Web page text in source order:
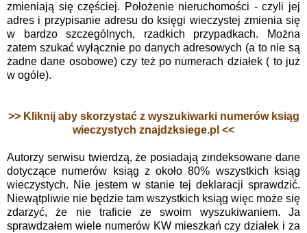
zmieniają się częściej. Położenie nieruchomości - czyli jej
adres i przypisanie adresu do księgi wieczystej zmienia się
w bardzo szczególnych, rzadkich przypadkach. Można
zatem szukać wyłącznie po danych adresowych (a to nie są
żadne dane osobowe) czy też po numerach działek ( to już
w ogóle).
>> Kliknij aby skorzystać z wyszukiwarki numerów ksiąg
wieczystych znajdzksiege.pl <<
Autorzy serwisu twierdzą, że posiadają zindeksowane dane
dotyczące numerów ksiąg z około 80% wszystkich ksiąg
wieczystych. Nie jestem w stanie tej deklaracji sprawdzić.
Niewątpliwie nie będzie tam wszystkich ksiąg więc może się
zdarzyć, że nie traficie ze swoim wyszukiwaniem. Ja
sprawdzałem wiele numerów KW mieszkań czy działek i za